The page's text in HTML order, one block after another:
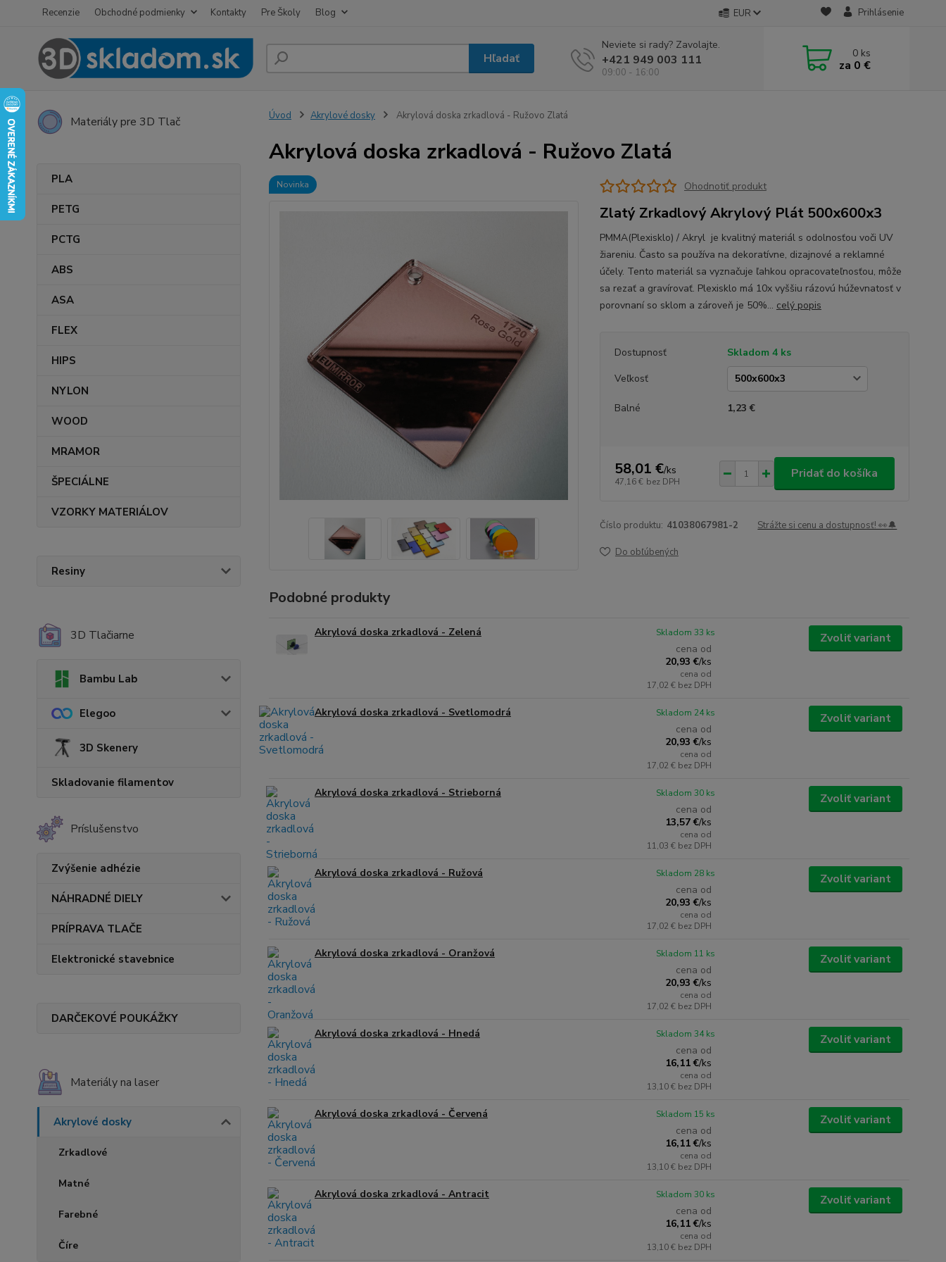
Recenzie Obchodné podmienky Kontakty Pre Školy Blog EUR Prihlásenie
Hľadať
Neviete si rady? Zavolajte.
+421 949 003 111
09:00 - 16:00
0 ks
za 0 €
Materiály pre 3D Tlač
PLA
PETG
PCTG
ABS
ASA
FLEX
HIPS
NYLON
WOOD
MRAMOR
ŠPECIÁLNE
VZORKY MATERIÁLOV
Resiny
3D Tlačiarne
Bambu Lab
Elegoo
3D Skenery
Skladovanie filamentov
Príslušenstvo
Zvýšenie adhézie
NÁHRADNÉ DIELY
PRÍPRAVA TLAČE
Elektronické stavebnice
DARČEKOVÉ POUKÁŽKY
Materiály na laser
Akrylové dosky
Zrkadlové
Matné
Farebné
Číre
Úvod Akrylové dosky Akrylová doska zrkadlová - Ružovo Zlatá
Akrylová doska zrkadlová - Ružovo Zlatá
Novinka Ohodnotiť produkt
Zlatý Zrkadlový Akrylový Plát 500x600x3
PMMA(Plexisklo) / Akryl je kvalitný materiál s odolnosťou voči UV
žiareniu. Často sa používa na dekoratívne, dizajnové a reklamné
účely. Tento materiál sa vyznačuje ľahkou opracovateľnosťou, môže
sa rezať a gravírovať. Plexisklo má 10x vyššiu rázovú húževnatosť v
porovnaní so sklom a zároveň je 50%... celý popis
Dostupnosť
Skladom 4 ks
Veľkosť
Balné 1,23 €
58,01 €/ks
47,16 € bez DPH
Pridať do košíka
Číslo produktu: 41038067981-2 Strážte si cenu a dostupnosť! 👀🔔
Do obľúbených
Podobné produkty
Akrylová doska zrkadlová - Zelená
cena od
20,93 €/ks
cena od
17,02 € bez DPH
Skladom 33 ks Zvoliť variant
Akrylová doska zrkadlová - Svetlomodrá
cena od
20,93 €/ks
cena od
17,02 € bez DPH
Skladom 24 ks Zvoliť variant
Akrylová doska zrkadlová - Strieborná
cena od
13,57 €/ks
cena od
11,03 € bez DPH
Skladom 30 ks Zvoliť variant
Akrylová doska zrkadlová - Ružová
cena od
20,93 €/ks
cena od
17,02 € bez DPH
Skladom 28 ks Zvoliť variant
Akrylová doska zrkadlová - Oranžová
cena od
20,93 €/ks
cena od
17,02 € bez DPH
Skladom 11 ks Zvoliť variant
Akrylová doska zrkadlová - Hnedá
cena od
16,11 €/ks
cena od
13,10 € bez DPH
Skladom 34 ks Zvoliť variant
Akrylová doska zrkadlová - Červená
cena od
16,11 €/ks
cena od
13,10 € bez DPH
Skladom 15 ks Zvoliť variant
Akrylová doska zrkadlová - Antracit
cena od
16,11 €/ks
cena od
13,10 € bez DPH
Skladom 30 ks Zvoliť variant